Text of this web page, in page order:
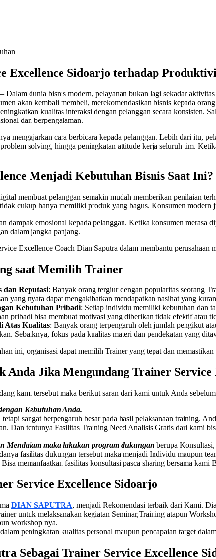
Excellence Sidoarjo terhadap
Dalam dunia bisnis modern, pelayanan bukan lagi sekadar
akan kembali membeli, merekomendasikan bisnis kepada
kualitas interaksi dengan pelanggan secara konsisten.
dan berpengalaman.
mengajarkan cara berbicara kepada pelanggan. Lebih dari itu,
solving, hingga peningkatan attitude kerja seluruh tim.
Menjadi Kebutuhan Bisnis Saat Ini?
membuat pelanggan semakin mudah memberikan penilaian
cukup hanya memiliki produk yang bagus. Konsumen
dampak emosional kepada pelanggan. Ketika konsumen merasa
dalam jangka panjang.
Excellence Coach Dian Saputra dalam membantu
saat Memilih Trainer
dan Reputasi: Banyak orang tergiur dengan popularitas seorang
yang nyata dapat mengakibatkan mendapatkan nasihat yang
Kebutuhan Pribadi: Setiap individu memiliki kebutuhan dan
pribadi bisa membuat motivasi yang diberikan tidak efektif atau
Atas Kualitas: Banyak orang terpengaruh oleh jumlah pengikut
Sebaiknya, fokus pada kualitas materi dan pendekatan yang
ini, organisasi dapat memilih Trainer yang tepat dan
Anda Jika Mengundang Trainer Service
kami tersebut maka berikut saran dari kami untuk Anda
Kebutuhan Anda.
sangat berpengaruh besar pada hasil pelaksanaan training.
Dan tentunya Fasilitas Training Need Analisis Gratis dari kami
Mendalam maka lakukan program dukungan berupa
fasilitas dukungan tersebut maka menjadi Individu maupun
memanfaatkan fasilitas konsultasi pasca sharing bersama kami
Service Excellence Sidoarjo
DIAN SAPUTRA, menjadi Rekomendasi terbaik dari Kami.
untuk melaksanakan kegiatan Seminar,Training atapun
workshop nya.
peningkatan kualitas personal maupun pencapaian target
Sebagai Trainer Service Excellence